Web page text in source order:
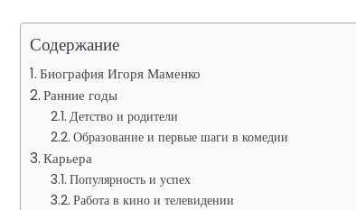
Содержание
Биография Игоря Маменко
Ранние годы
Детство и родители
Образование и первые шаги в комедии
Карьера
Популярность и успех
Работа в кино и телевидении